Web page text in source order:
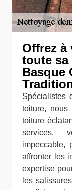
Offrez à
toute sa
Basque
Spécialistes
toiture, nous
toiture
services,
impeccable,
affronter les
expertise
les